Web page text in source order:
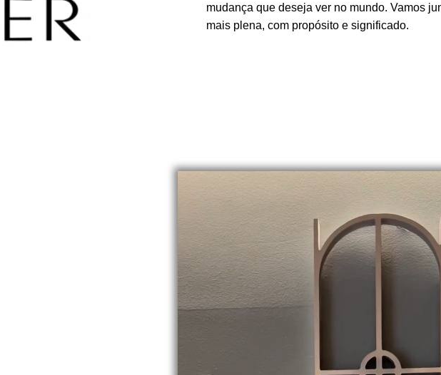
mudança que deseja ver no mundo. Vamos
mais plena, com propósito e significado.